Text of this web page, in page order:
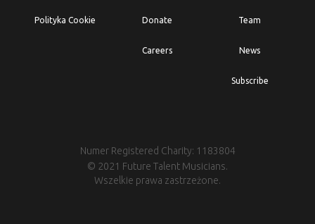
Polityka Cookie Donate
Careers
Team
News
Subscribe
Numer Registered Charity: 1183804
© 2021 Future Talent Musicians.
Wszelkie prawa zastrzeżone.